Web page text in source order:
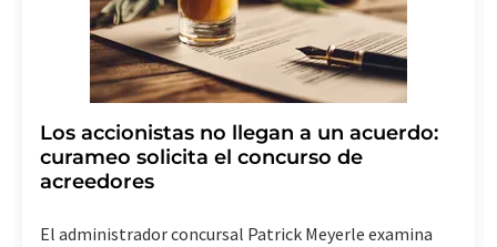
Los accionistas no llegan a un acuerdo:
curameo solicita el concurso de
acreedores
El administrador concursal Patrick Meyerle examina